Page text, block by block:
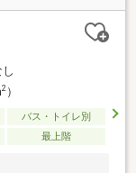
し
2）
バス・トイレ別
最上階